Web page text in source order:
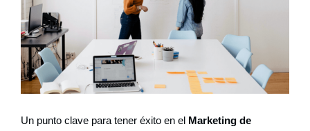
Un punto clave para tener éxito en el Marketing de